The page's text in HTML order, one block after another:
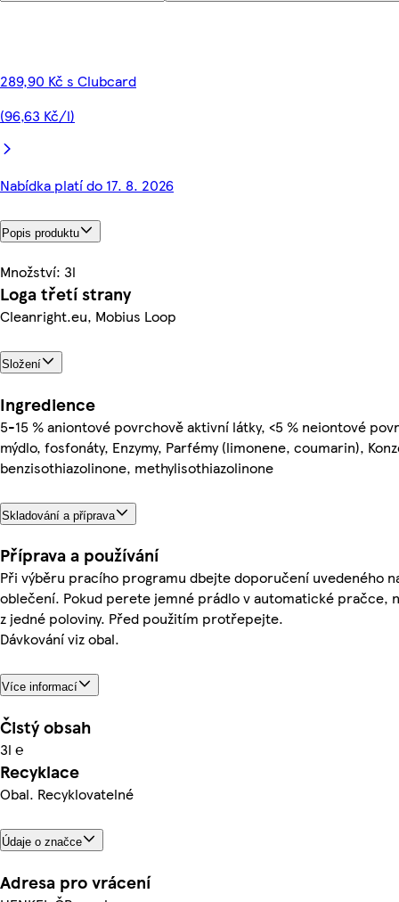
289,90 Kč s Clubcard
(96,63 Kč/l)
Nabídka platí do 17. 8. 2026
Popis produktu
Množství: 3l
Loga třetí strany
Cleanright.eu, Mobius Loop
Složení
Ingredience
5-15 % aniontové povrchově aktivní látky, <5 % neiontové
mýdlo, fosfonáty, Enzymy, Parfémy (limonene, coumarin),
benzisothiazolinone, methylisothiazolinone
Skladování a příprava
Příprava a používání
Při výběru pracího programu dbejte doporučení uvedeného
oblečení. Pokud perete jemné prádlo v automatické pračce,
z jedné poloviny. Před použitím protřepejte.
Dávkování viz obal.
Více informací
Čistý obsah
3l ℮
Recyklace
Obal. Recyklovatelné
Údaje o značce
Adresa pro vrácení